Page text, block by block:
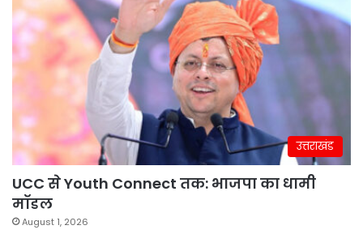
उत्तराखंड
UCC से Youth Connect तक: भाजपा का धामी
मॉडल
August 1, 2026